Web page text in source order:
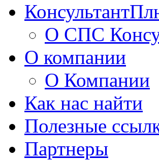
О СПС
О компании
О Компании
Как нас найти
Полезные
Партнеры